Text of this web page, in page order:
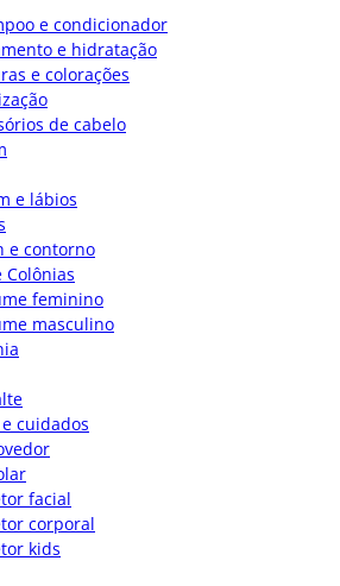
e condicionador
e hidratação
e colorações
de cabelo
e lábios
e contorno
Colônias
feminino
masculino
e cuidados
facial
corporal
kids